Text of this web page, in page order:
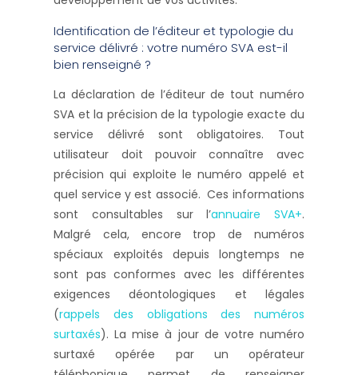
Identification de l’éditeur et typologie du
service délivré : votre numéro SVA est-il
bien renseigné ?
La déclaration de l’éditeur de tout numéro
SVA et la précision de la typologie exacte du
service délivré sont obligatoires. Tout
utilisateur doit pouvoir connaître avec
précision qui exploite le numéro appelé et
quel service y est associé. Ces informations
sont consultables sur l’annuaire SVA+.
Malgré cela, encore trop de numéros
spéciaux exploités depuis longtemps ne
sont pas conformes avec les différentes
exigences déontologiques et légales
(rappels des obligations des numéros
surtaxés). La mise à jour de votre numéro
surtaxé opérée par un opérateur